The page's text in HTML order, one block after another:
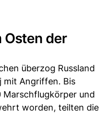
Osten der
überzog Russland
mit Angriffen. Bis
Marschflugkörper und
worden, teilten die